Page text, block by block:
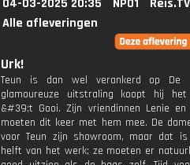
04-03-2025 20:35 NPO1
Reis.TV
Alle afleveringen
Urk!
Teun is dan wel verankerd op De
glamoureuze uitstraling koopt hij
&#39;t Gooi. Zijn vriendinnen Lenie en
moeten dit keer met hem mee. De
voor Teun zijn showroom, maar dat
helft van het werk; ze moeten er